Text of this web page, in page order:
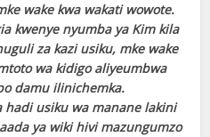
wake kwa wakati wowote.
kwenye nyumba ya Kim kila
za kazi usiku, mke wake
wa kidigo aliyeumbwa
damu ilinichemka.
usiku wa manane lakini
ya wiki hivi mazungumzo